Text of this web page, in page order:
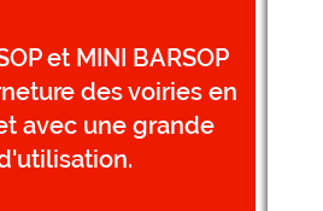
et MINI BARSOP
des voiries en
avec une grande